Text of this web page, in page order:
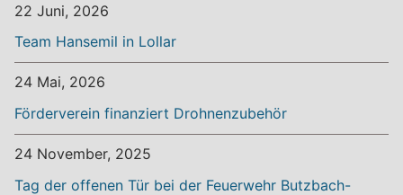
22 Juni, 2026
Team Hansemil in Lollar
24 Mai, 2026
Förderverein finanziert Drohnenzubehör
24 November, 2025
Tag der offenen Tür bei der Feuerwehr Butzbach-